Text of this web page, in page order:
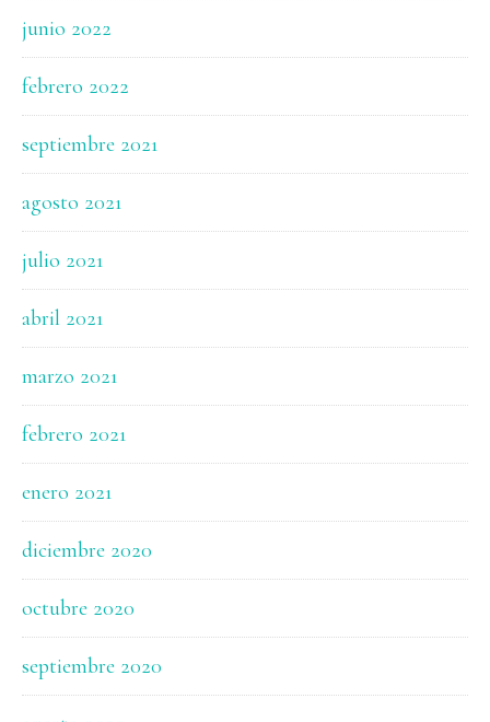
junio 2022
febrero 2022
septiembre 2021
agosto 2021
julio 2021
abril 2021
marzo 2021
febrero 2021
enero 2021
diciembre 2020
octubre 2020
septiembre 2020